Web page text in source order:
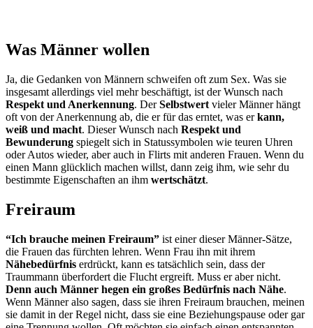
Was Männer wollen
Ja, die Gedanken von Männern schweifen oft zum Sex. Was sie
insgesamt allerdings viel mehr beschäftigt, ist der Wunsch nach
Respekt und Anerkennung. DerSelbstwert vieler Männer hängt
oft von der Anerkennung ab, die er für das erntet, was erkann,
weiß und macht. Dieser Wunsch nach Respekt und
Bewunderung spiegelt sich in Statussymbolen wie teuren Uhren
oder Autos wieder, aber auch in Flirts mit anderen Frauen. Wenn du
einen Mann glücklich machen willst, dann zeig ihm, wie sehr du
bestimmte Eigenschaften an ihm wertschätzt.
Freiraum
“Ich brauche meinen Freiraum” ist einer dieser Männer-Sätze,
die Frauen das fürchten lehren. Wenn Frau ihn mit ihrem
Nähebedürfnis erdrückt, kann es tatsächlich sein, dass der
Traummann überfordert die Flucht ergreift. Muss er aber nicht.
Denn auch Männer hegen ein großes Bedürfnis nach Nähe.
Wenn Männer also sagen, dass sie ihren Freiraum brauchen, meinen
sie damit in der Regel nicht, dass sie eine Beziehungspause oder gar